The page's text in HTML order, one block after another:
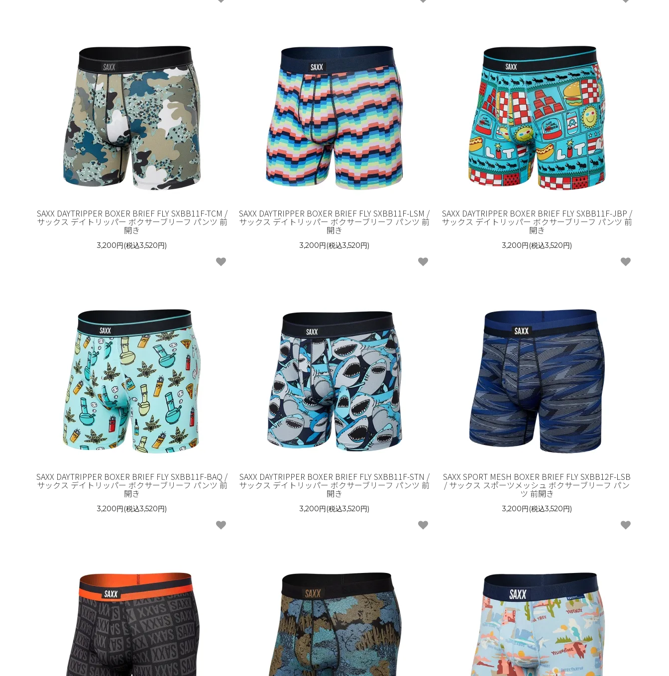
SAXX DAYTRIPPER BOXER BRIEF FLY SXBB11F-TCM /
サックス デイトリッパー ボクサーブリーフ パンツ 前
開き
3,200円(税込3,520円)
SAXX DAYTRIPPER BOXER BRIEF FLY SXBB11F-LSM /
サックス デイトリッパー ボクサーブリーフ パンツ 前
開き
3,200円(税込3,520円)
SAXX DAYTRIPPER BOXER BRIEF FLY SXBB11F-JBP /
サックス デイトリッパー ボクサーブリーフ パンツ 前
開き
3,200円(税込3,520円)
SAXX DAYTRIPPER BOXER BRIEF FLY SXBB11F-BAQ /
サックス デイトリッパー ボクサーブリーフ パンツ 前
開き
3,200円(税込3,520円)
SAXX DAYTRIPPER BOXER BRIEF FLY SXBB11F-STN /
サックス デイトリッパー ボクサーブリーフ パンツ 前
開き
3,200円(税込3,520円)
SAXX SPORT MESH BOXER BRIEF FLY SXBB12F-LSB
/ サックス スポーツメッシュ ボクサーブリーフ パン
ツ 前開き
3,200円(税込3,520円)